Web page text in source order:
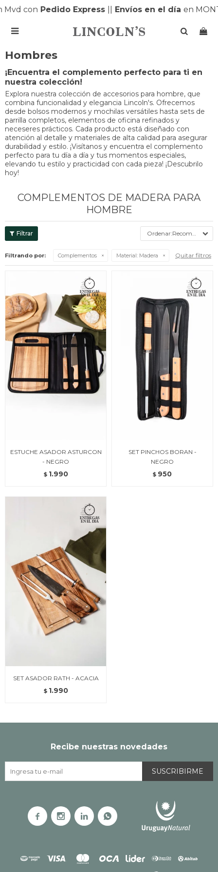
conPedido Express| Envíos en el día en

Hombres
¡Encuentra el complemento perfecto para ti en
nuestra colección!
Explora nuestra colección de accesorios para hombre, que
combina funcionalidad y elegancia Lincoln's. Ofrecemos
desde bolsos modernos y mochilas versátiles hasta sets de
parrilla completos, elementos de oficina refinados y
neceseres prácticos. Cada producto está diseñado con
atención al detalle y materiales de alta calidad para asegurar
durabilidad y estilo. ¡Visítanos y encuentra el complemento
perfecto para tu día a día y tus momentos especiales,
elevando tu estilo y practicidad con cada pieza! ¡Descubrilo
hoy!
COMPLEMENTOS DE MADERA PARA
HOMBRE
Recomendados
Filtrando por: Complementos Material: Madera Quitar filtros
ESTUCHE ASADOR ASTURCON
- NEGRO
$ 1.990
SET PINCHOS BORAN -
NEGRO
$ 950
SET ASADOR RATH - ACACIA
$ 1.990
Recibe nuestras novedades
SUSCRIBIRME
   